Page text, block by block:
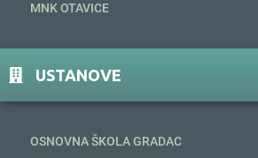
MNK OTAVICE
USTANOVE
OSNOVNA ŠKOLA GRADAC